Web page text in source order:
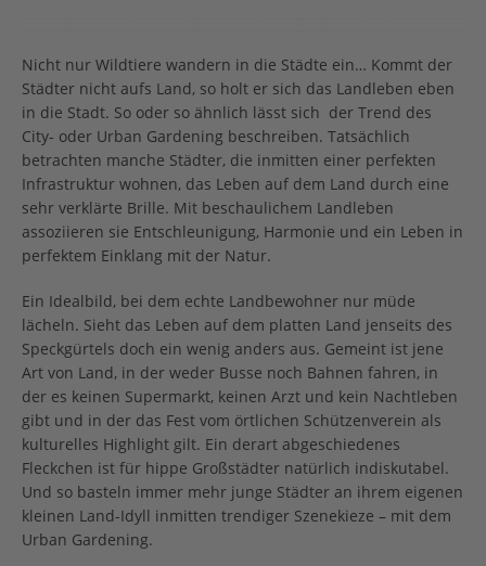
Nicht nur Wildtiere wandern in die Städte ein… Kommt der
Städter nicht aufs Land, so holt er sich das Landleben eben
in die Stadt. So oder so ähnlich lässt sich der Trend des
City- oder Urban Gardening beschreiben. Tatsächlich
betrachten manche Städter, die inmitten einer perfekten
Infrastruktur wohnen, das Leben auf dem Land durch eine
sehr verklärte Brille. Mit beschaulichem Landleben
assoziieren sie Entschleunigung, Harmonie und ein Leben in
perfektem Einklang mit der Natur.
Ein Idealbild, bei dem echte Landbewohner nur müde
lächeln. Sieht das Leben auf dem platten Land jenseits des
Speckgürtels doch ein wenig anders aus. Gemeint ist jene
Art von Land, in der weder Busse noch Bahnen fahren, in
der es keinen Supermarkt, keinen Arzt und kein Nachtleben
gibt und in der das Fest vom örtlichen Schützenverein als
kulturelles Highlight gilt. Ein derart abgeschiedenes
Fleckchen ist für hippe Großstädter natürlich indiskutabel.
Und so basteln immer mehr junge Städter an ihrem eigenen
kleinen Land-Idyll inmitten trendiger Szenekieze – mit dem
Urban Gardening.